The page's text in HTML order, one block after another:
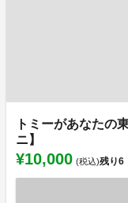
トミーがあなたの
ニ】
¥10,000 (税込)残り6